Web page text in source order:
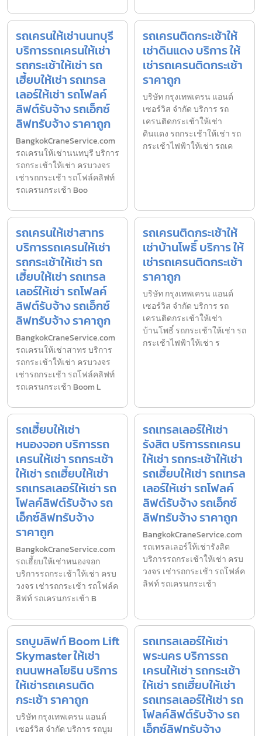
รถเครนให้เช่านนทบุรี
บริการรถเครนให้เช่า
รถกระเช้าให้เช่า รถ
เฮี้ยบให้เช่า รถเทรล
เลอร์ให้เช่า รถโฟลค์
ลิฟต์รับจ้าง รถเอ็กซ์
ลิฟทรับจ้าง ราคาถูก
BangkokCraneService.com
รถเครนให้เช่านนทบุรี บริการ
รถกระเช้าให้เช่า ครบวงจร
เช่ารถกระเช้า รถโฟล์คลิฟท์
รถเครนกระเช้า Boo
รถเครนติดกระเช้าให้
เช่าดินแดง บริการ ให้
เช่ารถเครนติดกระเช้า
ราคาถูก
บริษัท กรุงเทพเครน แอนด์
เซอร์วิส จำกัด บริการ รถ
เครนติดกระเช้าให้เช่า
ดินแดง รถกระเช้าให้เช่า รถ
กระเช้าไฟฟ้าให้เช่า รถเค
รถเครนให้เช่าสาทร
บริการรถเครนให้เช่า
รถกระเช้าให้เช่า รถ
เฮี้ยบให้เช่า รถเทรล
เลอร์ให้เช่า รถโฟลค์
ลิฟต์รับจ้าง รถเอ็กซ์
ลิฟทรับจ้าง ราคาถูก
BangkokCraneService.com
รถเครนให้เช่าสาทร บริการ
รถกระเช้าให้เช่า ครบวงจร
เช่ารถกระเช้า รถโฟล์คลิฟท์
รถเครนกระเช้า Boom L
รถเครนติดกระเช้าให้
เช่าบ้านโพธิ์ บริการ ให้
เช่ารถเครนติดกระเช้า
ราคาถูก
บริษัท กรุงเทพเครน แอนด์
เซอร์วิส จำกัด บริการ รถ
เครนติดกระเช้าให้เช่า
บ้านโพธิ์ รถกระเช้าให้เช่า รถ
กระเช้าไฟฟ้าให้เช่า ร
รถเฮี้ยบให้เช่า
หนองจอก บริการรถ
เครนให้เช่า รถกระเช้า
ให้เช่า รถเฮี้ยบให้เช่า
รถเทรลเลอร์ให้เช่า รถ
โฟลค์ลิฟต์รับจ้าง รถ
เอ็กซ์ลิฟทรับจ้าง
ราคาถูก
BangkokCraneService.com
รถเฮี้ยบให้เช่าหนองจอก
บริการรถกระเช้าให้เช่า ครบ
วงจร เช่ารถกระเช้า รถโฟล์ค
ลิฟท์ รถเครนกระเช้า B
รถเทรลเลอร์ให้เช่า
รังสิต บริการรถเครน
ให้เช่า รถกระเช้าให้เช่า
รถเฮี้ยบให้เช่า รถเทรล
เลอร์ให้เช่า รถโฟลค์
ลิฟต์รับจ้าง รถเอ็กซ์
ลิฟทรับจ้าง ราคาถูก
BangkokCraneService.com
รถเทรลเลอร์ให้เช่ารังสิต
บริการรถกระเช้าให้เช่า ครบ
วงจร เช่ารถกระเช้า รถโฟล์ค
ลิฟท์ รถเครนกระเช้า
รถบูมลิฟท์ Boom Lift
Skymaster ให้เช่า
ถนนพหลโยธิน บริการ
ให้เช่ารถเครนติด
กระเช้า ราคาถูก
บริษัท กรุงเทพเครน แอนด์
เซอร์วิส จำกัด บริการ รถบูม
รถเทรลเลอร์ให้เช่า
พระนคร บริการรถ
เครนให้เช่า รถกระเช้า
ให้เช่า รถเฮี้ยบให้เช่า
รถเทรลเลอร์ให้เช่า รถ
โฟลค์ลิฟต์รับจ้าง รถ
เอ็กซ์ลิฟทรับจ้าง